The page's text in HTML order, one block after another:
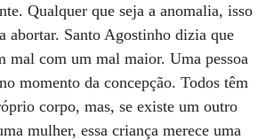
Qualquer que seja a anomalia, isso
abortar. Santo Agostinho dizia que
mal com um mal maior. Uma pessoa
momento da concepção. Todos têm
corpo, mas, se existe um outro
mulher, essa criança merece uma